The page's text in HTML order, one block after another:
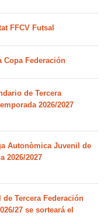
FFCV Futsal
Copa Federación
de Tercera
2026/2027
Autonòmica Juvenil de
2026/2027
Tercera Federación
27 se sorteará el